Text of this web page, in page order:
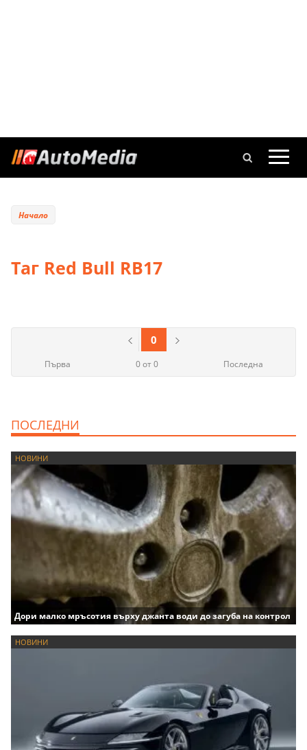
Начало
Таг Red Bull RB17
0 от 0 Последна
0
Първа
ПОСЛЕДНИ
НОВИНИ
Дори малко мръсотия върху джанта води до загуба на контрол
НОВИНИ